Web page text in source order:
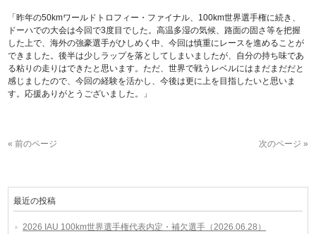
「昨年の50kmワールドトロフィー・ファイナル、100km世界選手権に続き、
ドーハでの大会は今回で3度目でした。高温多湿の気候、路面の固さ等を把握
した上で、海外の強豪選手がひしめく中、今回は慎重にレースを進めることが
できました。後半は少しラップを落としてしまいましたが、自分の持ち味であ
る粘りの走りはできたと思います。ただ、世界で戦うレベルにはまだまだだと
感じましたので、今回の経験を活かし、今後は更に上を目指したいと思いま
す。応援ありがとうございました。」
« 前のページ 次のページ »
最近の投稿
2026 IAU 100km世界選手権代表内定・補欠選手（2026.06.28）